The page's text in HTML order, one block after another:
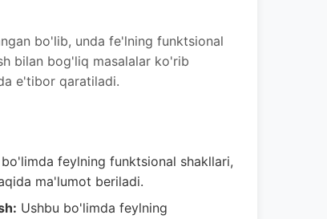
bo'lib, unda fe'lning funktsional
bilan bog'liq masalalar ko'rib
e'tibor qaratiladi.
feylning funktsional shakllari,
ma'lumot beriladi.
Ushbu bo'limda feylning